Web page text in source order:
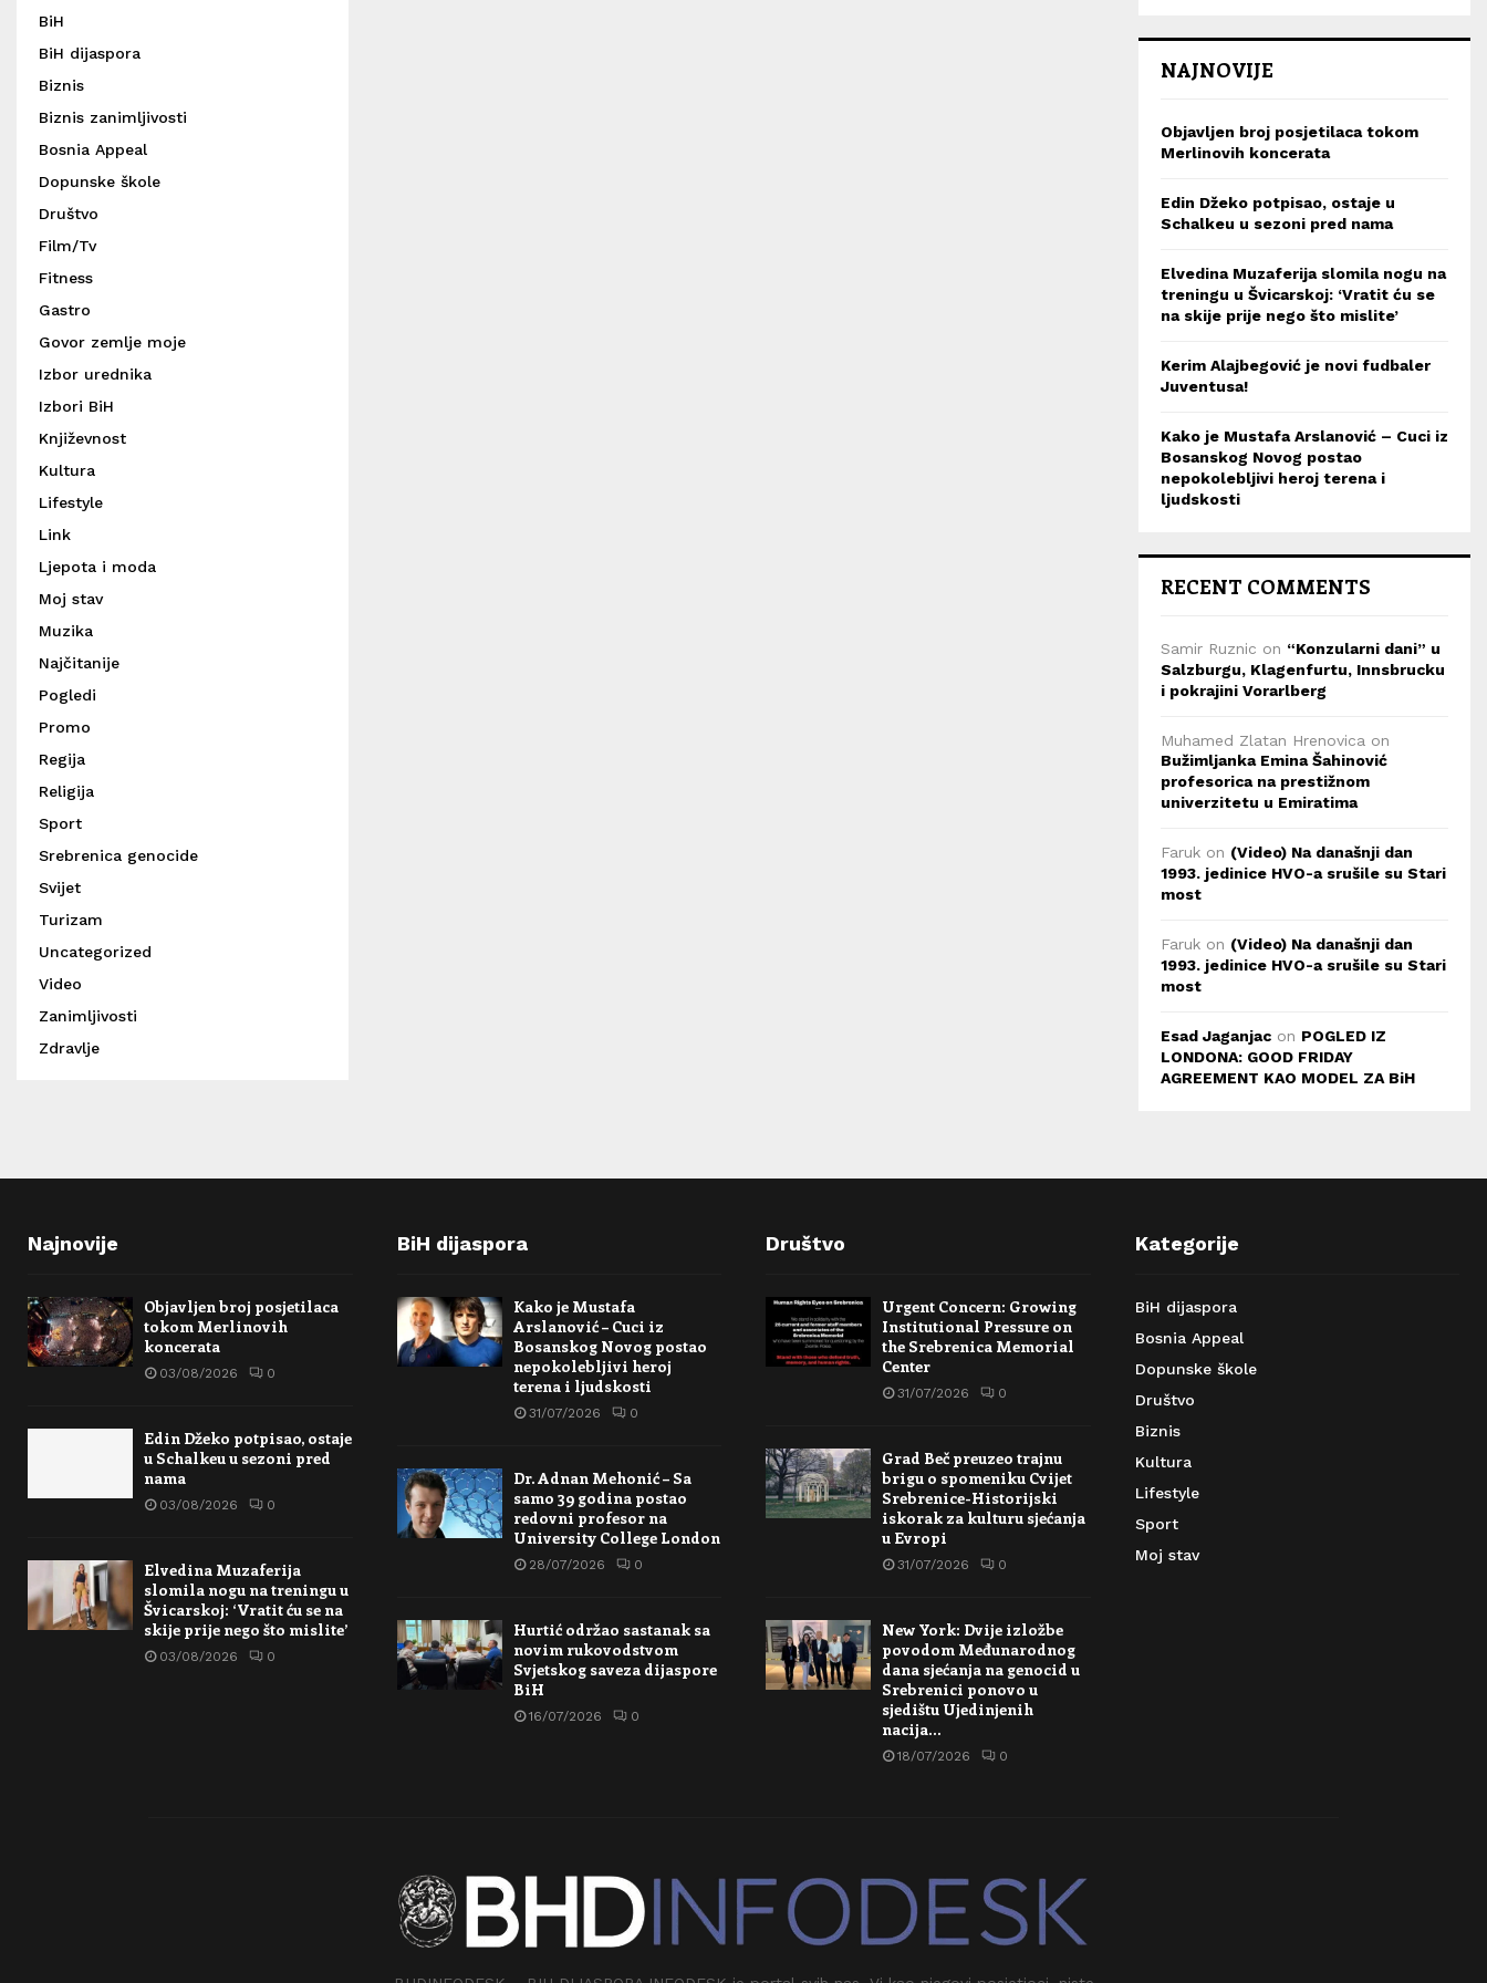
BiH
BiH dijaspora
Biznis
Biznis zanimljivosti
Bosnia Appeal
Dopunske škole
Društvo
Film/Tv
Fitness
Gastro
Govor zemlje moje
Izbor urednika
Izbori BiH
Književnost
Kultura
Lifestyle
Link
Ljepota i moda
Moj stav
Muzika
Najčitanije
Pogledi
Promo
Regija
Religija
Sport
Srebrenica genocide
Svijet
Turizam
Uncategorized
Video
Zanimljivosti
Zdravlje
NAJNOVIJE
Objavljen broj posjetilaca tokom
Merlinovih koncerata
Edin Džeko potpisao, ostaje u
Schalkeu u sezoni pred nama
Elvedina Muzaferija slomila nogu na
treningu u Švicarskoj: ‘Vratit ću se
na skije prije nego što mislite’
Kerim Alajbegović je novi fudbaler
Juventusa!
Kako je Mustafa Arslanović – Cuci iz
Bosanskog Novog postao
nepokolebljivi heroj terena i
ljudskosti
RECENT COMMENTS
Samir Ruznic on “Konzularni dani” u
Salzburgu, Klagenfurtu, Innsbrucku
i pokrajini Vorarlberg
Muhamed Zlatan Hrenovica on
Bužimljanka Emina Šahinović
profesorica na prestižnom
univerzitetu u Emiratima
Faruk on (Video) Na današnji dan
1993. jedinice HVO-a srušile su Stari
most
Faruk on (Video) Na današnji dan
1993. jedinice HVO-a srušile su Stari
most
Esad Jaganjac on POGLED IZ
LONDONA: GOOD FRIDAY
AGREEMENT KAO MODEL ZA BiH
Najnovije
Objavljen broj posjetilaca
tokom Merlinovih
koncerata
03/08/2026 0
Edin Džeko potpisao, ostaje
u Schalkeu u sezoni pred
nama
03/08/2026 0
Elvedina Muzaferija
slomila nogu na treningu u
Švicarskoj: ‘Vratit ću se na
skije prije nego što mislite’
03/08/2026 0
BiH dijaspora
Kako je Mustafa
Arslanović – Cuci iz
Bosanskog Novog postao
nepokolebljivi heroj
terena i ljudskosti
31/07/2026 0
Dr. Adnan Mehonić – Sa
samo 39 godina postao
redovni profesor na
University College London
28/07/2026 0
Hurtić održao sastanak sa
novim rukovodstvom
Svjetskog saveza dijaspore
BiH
16/07/2026 0
Društvo
Urgent Concern: Growing
Institutional Pressure on
the Srebrenica Memorial
Center
31/07/2026 0
Grad Beč preuzeo trajnu
brigu o spomeniku Cvijet
Srebrenice-Historijski
iskorak za kulturu sjećanja
u Evropi
31/07/2026 0
New York: Dvije izložbe
povodom Međunarodnog
dana sjećanja na genocid u
Srebrenici ponovo u
sjedištu Ujedinjenih
nacija…
18/07/2026 0
Kategorije
BiH dijaspora
Bosnia Appeal
Dopunske škole
Društvo
Biznis
Kultura
Lifestyle
Sport
Moj stav